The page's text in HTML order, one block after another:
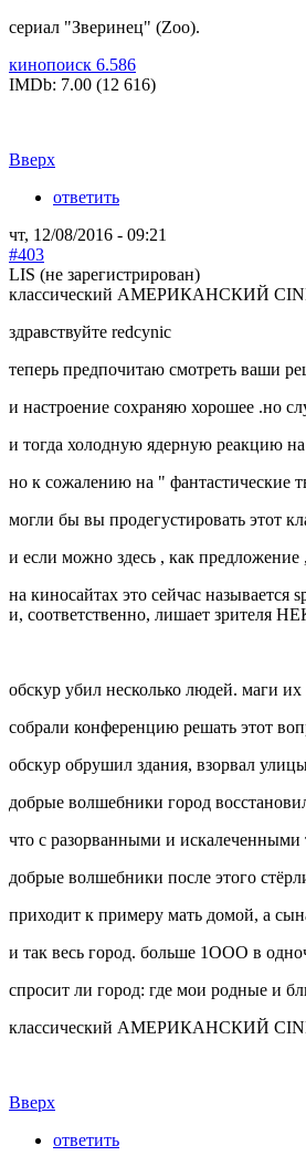
сериал "Зверинец" (Zoo).
кинопоиск 6.586
IMDb: 7.00 (12 616)
Вверх
ответить
чт, 12/08/2016 - 09:21
#403
LIS (не зарегистрирован)
классический АМЕРИКАНСКИЙ
здравствуйте redcynic
теперь предпочитаю смотреть ваши
и настроение сохраняю хорошее .но
и тогда холодную ядерную реакцию
но к сожалению на " фантастические
могли бы вы продегустировать этот
и если можно здесь , как предложение
на киносайтах это сейчас
и, соответственно, лишает
обскур убил несколько людей. маги
собрали конференцию решать этот
обскур обрушил здания, взорвал
добрые волшебники город
что с разорванными и
добрые волшебники после этого
приходит к примеру мать домой, а
и так весь город. больше 1ООО в
спросит ли город: где мои родные и
классический АМЕРИКАНСКИЙ CINE
Вверх
ответить